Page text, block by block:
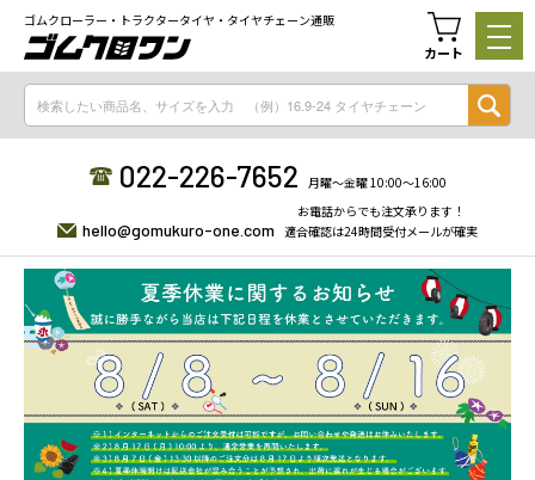
ゴムクローラー・トラクタータイヤ・タイヤチェーン通販
カート
022-226-7652 月曜〜金曜 10:00〜16:00
hello@gomukuro-one.com
お電話からでも注文承ります！
適合確認は24時間受付メールが確実